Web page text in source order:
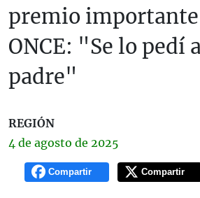
premio importante
ONCE: "Se lo pedí
padre"
REGIÓN
4 de agosto de 2025
Compartir Compartir